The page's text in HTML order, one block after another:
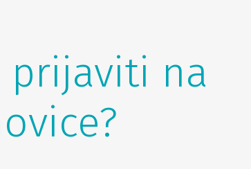
prijaviti na